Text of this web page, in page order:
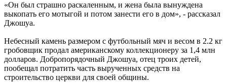
«Он был страшно раскаленным, и жена была вынуждена
выкопать его мотыгой и потом занести его в дом», - рассказал
Джошуа.
Небесный камень размером с футбольный мяч и весом в 2.2 кг
гробовщик продал американскому коллекционеру за 1,4 млн
долларов. Добропорядочный Джошуа, отец троих детей,
пообещал потратить часть вырученных средств на
строительство церкви для своей общины.